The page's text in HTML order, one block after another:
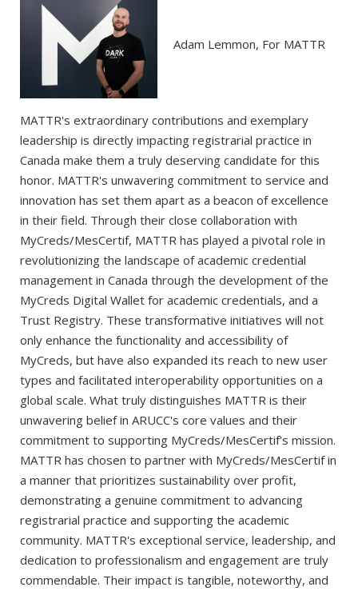
Adam Lemmon, For MATTR
MATTR's extraordinary contributions and exemplary
leadership is directly impacting registrarial practice in
Canada make them a truly deserving candidate for this
honor. MATTR's unwavering commitment to service and
innovation has set them apart as a beacon of excellence
in their field. Through their close collaboration with
MyCreds/MesCertif, MATTR has played a pivotal role in
revolutionizing the landscape of academic credential
management in Canada through the development of the
MyCreds Digital Wallet for academic credentials, and a
Trust Registry. These transformative initiatives will not
only enhance the functionality and accessibility of
MyCreds, but have also expanded its reach to new user
types and facilitated interoperability opportunities on a
global scale. What truly distinguishes MATTR is their
unwavering belief in ARUCC's core values and their
commitment to supporting MyCreds/MesCertif's mission.
MATTR has chosen to partner with MyCreds/MesCertif in
a manner that prioritizes sustainability over profit,
demonstrating a genuine commitment to advancing
registrarial practice and supporting the academic
community. MATTR's exceptional service, leadership, and
dedication to professionalism and engagement are truly
commendable. Their impact is tangible, noteworthy, and